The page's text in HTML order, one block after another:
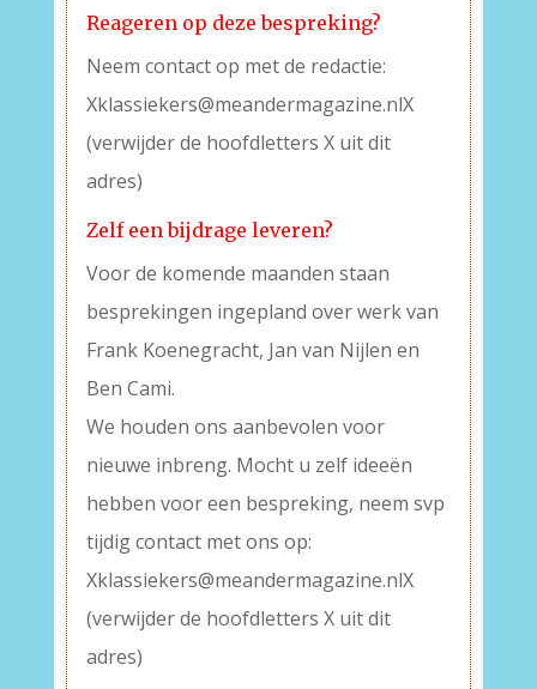
Reageren op deze bespreking?
Neem contact op met de redactie:
Xklassiekers@meandermagazine.nlX
(verwijder de hoofdletters X uit dit
adres)
Zelf een bijdrage leveren?
Voor de komende maanden staan
besprekingen ingepland over werk van
Frank Koenegracht, Jan van Nijlen en
Ben Cami.
We houden ons aanbevolen voor
nieuwe inbreng. Mocht u zelf ideeën
hebben voor een bespreking, neem svp
tijdig contact met ons op:
Xklassiekers@meandermagazine.nlX
(verwijder de hoofdletters X uit dit
adres)